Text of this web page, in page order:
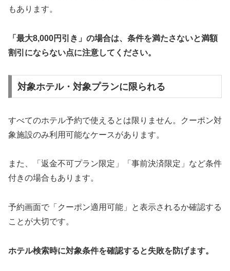
もあります。
「最大8,000円引き」の場合は、条件を満たさないと満額
割引にならない点に注意してください。
対象ホテル・対象プランに限られる
すべてのホテル予約で使えるとは限りません。クーポン対
象施設のみ利用可能なケースがあります。
また、「返金不可プラン限定」「事前決済限定」など条件
付きの場合もあります。
予約画面で「クーポン適用可能」と表示されるか確認する
ことが大切です。
ホテル検索時に対象条件を確認すると失敗を防げます。